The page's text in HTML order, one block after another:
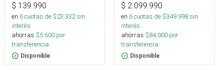
$ 139.990
en 6cuotas de $23.332sin
interés
ahorras $5.600 por
transferencia.
Disponible
$ 2.099.990
en 6cuotas de $349.998sin
interés
ahorras $84.000 por
transferencia.
Disponible